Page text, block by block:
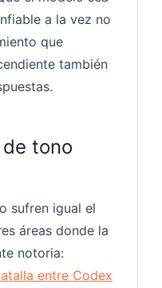
a la vez no
que
también
tono
sufren igual el
áreas donde la
notoria:
entre Codex